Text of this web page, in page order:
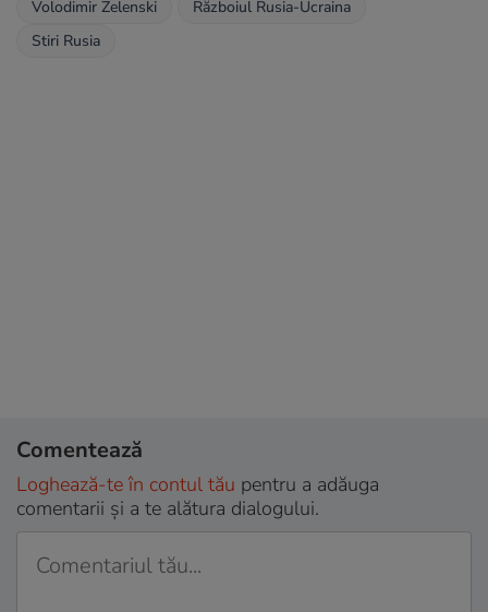
Volodimir Zelenski
Războiul Rusia-Ucraina
Stiri Rusia
Comentează
Loghează-te în contul tău pentru a adăuga
comentarii și a te alătura dialogului.